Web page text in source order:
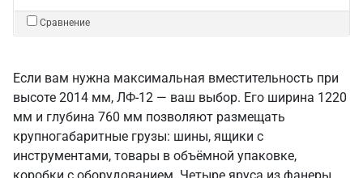
Сравнение
Если вам нужна максимальная вместительность при
высоте 2014 мм, ЛФ-12 — ваш выбор. Его ширина 1220
мм и глубина 760 мм позволяют размещать
крупногабаритные грузы: шины, ящики с
инструментами, товары в объёмной упаковке,